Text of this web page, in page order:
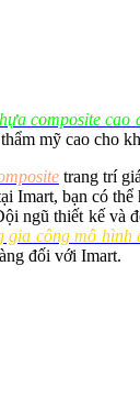
composite cao
mỹ cao cho
trang trí
Imart, bạn có
ngũ thiết kế và
gia công mô hình
đối với Imart.